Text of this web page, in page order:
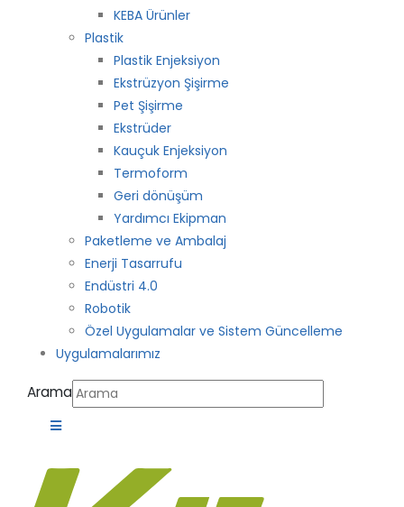
KEBA Ürünler
Plastik
Plastik Enjeksiyon
Ekstrüzyon Şişirme
Pet Şişirme
Ekstrüder
Kauçuk Enjeksiyon
Termoform
Geri dönüşüm
Yardımcı Ekipman
Paketleme ve Ambalaj
Enerji Tasarrufu
Endüstri 4.0
Robotik
Özel Uygulamalar ve Sistem Güncelleme
Uygulamalarımız
Arama